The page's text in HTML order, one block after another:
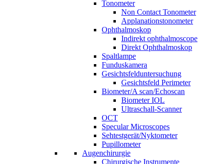
Tonometer
Non Contact Tonometer
Applanationstonometer
Ophthalmoskop
Indirekt ophthalmoscope
Direkt Ophthalmoskop
Spaltlampe
Funduskamera
Gesichtsfelduntersuchung
Gesichtsfeld Perimeter
Biometer/A scan/Echoscan
Biometer IOL
Ultraschall-Scanner
OCT
Specular Microscopes
Sehtestgerät/Nyktometer
Pupillometer
Augenchirurgie
Chirurgische Instrumente